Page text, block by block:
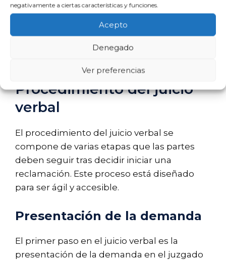
negativamente a ciertas características y funciones.
Acepto
Denegado
Ver preferencias
su ayuda.
Estas limitaciones subrayan la importancia
de considerar cuidadosamente la decisión
Procedimiento del juicio
verbal
El procedimiento del juicio verbal se
compone de varias etapas que las partes
deben seguir tras decidir iniciar una
reclamación. Este proceso está diseñado
para ser ágil y accesible.
Presentación de la demanda
El primer paso en el juicio verbal es la
presentación de la demanda en el juzgado